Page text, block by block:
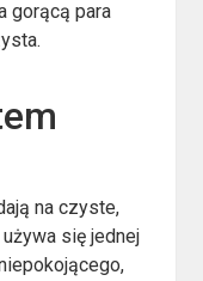
gorącą para
na czyste,
się jednej